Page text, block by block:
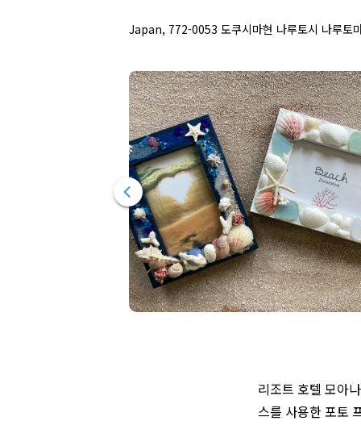
Japan, 772-0053 도쿠시마현 나루토시 나루토
리조트 호텔 모아
스를 사용한 포토